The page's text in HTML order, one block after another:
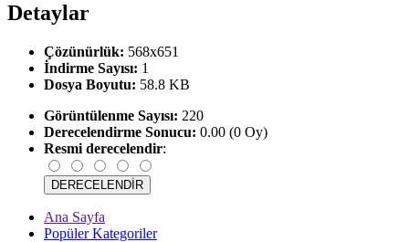
Detaylar
Çözünürlük: 568x651
İndirme Sayısı: 1
Dosya Boyutu: 58.8 KB
Görüntülenme Sayısı: 220
Derecelendirme Sonucu: 0.00 (0 Oy)
Resmi derecelendir:
Ana Sayfa
Popüler Kategoriler